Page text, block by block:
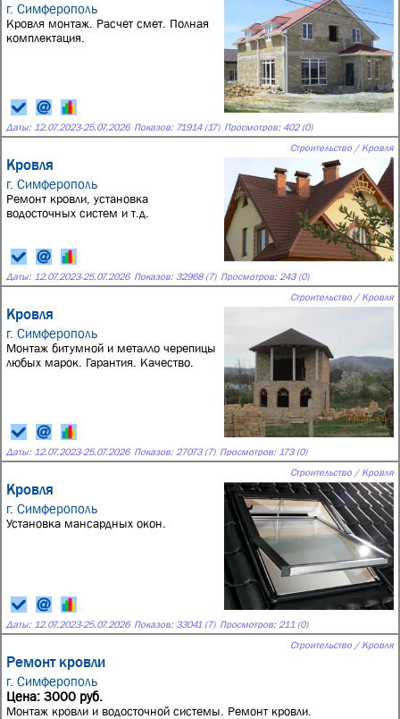
г. Симферополь
Кровля монтаж. Расчет смет. Полная
комплектация.
Даты: 12.07.2023-25.07.2026 Показов: 71914 (17) Просмотров: 402 (0)
Строительство / Кровля
Кровля
г. Симферополь
Ремонт кровли, установка
водосточных систем и т.д.
Даты: 12.07.2023-25.07.2026 Показов: 32968 (7) Просмотров: 243 (0)
Строительство / Кровля
Кровля
г. Симферополь
Монтаж битумной и металло черепицы
любых марок. Гарантия. Качество.
Даты: 12.07.2023-25.07.2026 Показов: 27073 (7) Просмотров: 173 (0)
Строительство / Кровля
Кровля
г. Симферополь
Установка мансардных окон.
Даты: 12.07.2023-25.07.2026 Показов: 33041 (7) Просмотров: 211 (0)
Строительство / Кровля
Ремонт кровли
г. Симферополь
Цена: 3000 руб.
Монтаж кровли и водосточной системы. Ремонт кровли.